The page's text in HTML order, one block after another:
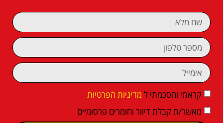
קראתי והסכמתי ל מדיניות הפרטיות
מאשר/ת קבלת דיוור וחומרים פרסומיים